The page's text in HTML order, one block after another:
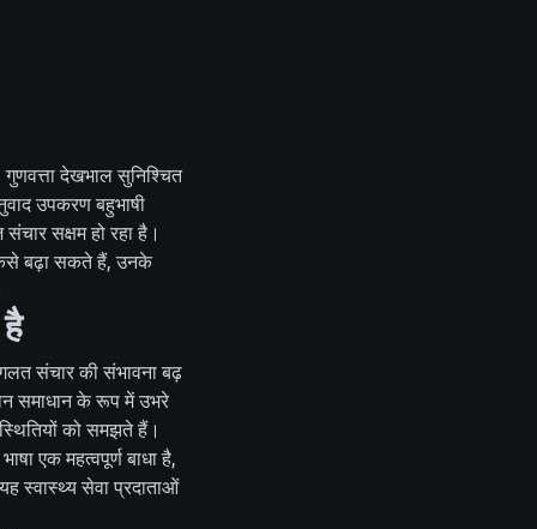
गुणवत्ता देखभाल सुनिश्चित
उपकरण बहुभाषी
सक्षम हो रहा है।
कैसे बढ़ा सकते हैं, उनके
संचार की संभावना बढ़
समाधान के रूप में उभरे
को समझते हैं।
एक महत्वपूर्ण बाधा है,
स्वास्थ्य सेवा प्रदाताओं